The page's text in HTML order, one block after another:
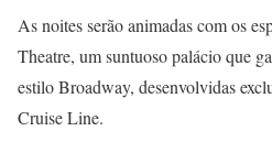
As noites serão animadas com os
Theatre, um suntuoso palácio que
estilo Broadway, desenvolvidas
Cruise Line.